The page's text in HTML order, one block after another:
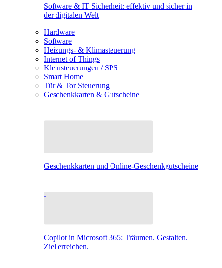
Software & IT Sicherheit: effektiv und sicher in
der digitalen Welt
Hardware
Software
Heizungs- & Klimasteuerung
Internet of Things
Kleinsteuerungen / SPS
Smart Home
Tür & Tor Steuerung
Geschenkkarten & Gutscheine
Geschenkkarten und Online-Geschenkgutscheine
Copilot in Microsoft 365: Träumen. Gestalten.
Ziel erreichen.